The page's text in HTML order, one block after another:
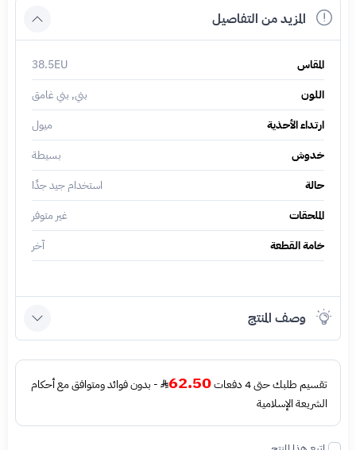
المزيد من التفاصيل
المقاس
38.5EU
اللون
بني, بني غامق
ارتداء الأحذية
ميول
خدوش
بسيطة
حالة
استخدام جيد جدًا
الملحقات
غير متوفر
خامة القطعة
آخر
وصف المنتج
تقسيم طلبك حتى 4 دفعات 62.50
- بدون فوائد ومتوافق مع أحكام
الشريعة الإسلامية